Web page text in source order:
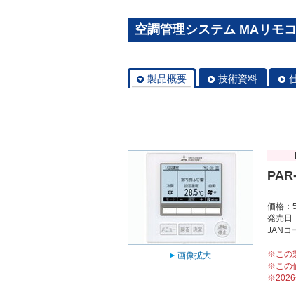
空調管理システム MAリモ
製品概要 技術資料
画像拡大
価格：
発売日
JANコ
※この
※この
※2026